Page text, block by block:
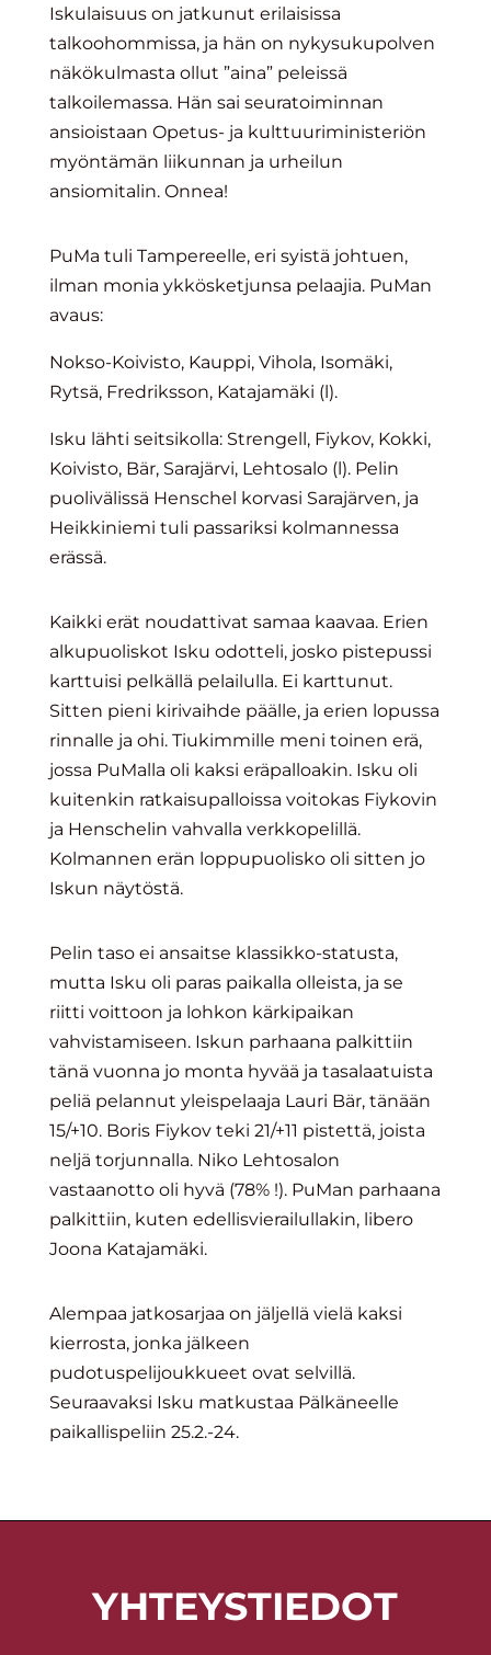
Iskulaisuus on jatkunut erilaisissa
talkoohommissa, ja hän on nykysukupolven
näkökulmasta ollut ”aina” peleissä
talkoilemassa. Hän sai seuratoiminnan
ansioistaan Opetus- ja kulttuuriministeriön
myöntämän liikunnan ja urheilun
ansiomitalin. Onnea!
PuMa tuli Tampereelle, eri syistä johtuen,
ilman monia ykkösketjunsa pelaajia. PuMan
avaus:
Nokso-Koivisto, Kauppi, Vihola, Isomäki,
Rytsä, Fredriksson, Katajamäki (l).
Isku lähti seitsikolla: Strengell, Fiykov, Kokki,
Koivisto, Bär, Sarajärvi, Lehtosalo (l). Pelin
puolivälissä Henschel korvasi Sarajärven, ja
Heikkiniemi tuli passariksi kolmannessa
erässä.
Kaikki erät noudattivat samaa kaavaa. Erien
alkupuoliskot Isku odotteli, josko pistepussi
karttuisi pelkällä pelailulla. Ei karttunut.
Sitten pieni kirivaihde päälle, ja erien lopussa
rinnalle ja ohi. Tiukimmille meni toinen erä,
jossa PuMalla oli kaksi eräpalloakin. Isku oli
kuitenkin ratkaisupalloissa voitokas Fiykovin
ja Henschelin vahvalla verkkopelillä.
Kolmannen erän loppupuolisko oli sitten jo
Iskun näytöstä.
Pelin taso ei ansaitse klassikko-statusta,
mutta Isku oli paras paikalla olleista, ja se
riitti voittoon ja lohkon kärkipaikan
vahvistamiseen. Iskun parhaana palkittiin
tänä vuonna jo monta hyvää ja tasalaatuista
peliä pelannut yleispelaaja Lauri Bär, tänään
15/+10. Boris Fiykov teki 21/+11 pistettä, joista
neljä torjunnalla. Niko Lehtosalon
vastaanotto oli hyvä (78% !). PuMan parhaana
palkittiin, kuten edellisvierailullakin, libero
Joona Katajamäki.
Alempaa jatkosarjaa on jäljellä vielä kaksi
kierrosta, jonka jälkeen
pudotuspelijoukkueet ovat selvillä.
Seuraavaksi Isku matkustaa Pälkäneelle
paikallispeliin 25.2.-24.
YHTEYSTIEDOT